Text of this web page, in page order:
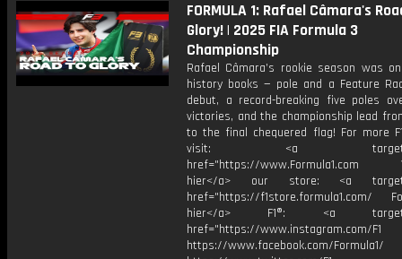
FORMULA 1: Rafael Câmara's
Glory! | 2025 FIA Formula 3
Championship
Rafael Câmara’s rookie season was
history books — pole and a Feature
debut, a record-breaking five poles
victories, and the championship lead
to the final chequered flag! For more
visit: <a
href="https://www.Formula1.com
hier</a> our store: <a
href="https://f1store.formula1.com/
hier</a> F1®: <a
href="https://www.instagram.com/F1
https://www.facebook.com/Formula1/